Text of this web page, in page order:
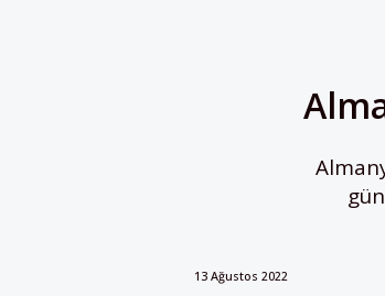
13 Ağustos 2022